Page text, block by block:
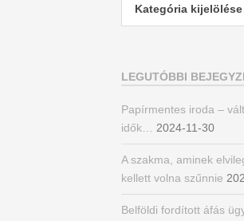
LEGUTÓBBI
Papírmentes iroda –
idők… 2024-11-30
A szakma, aminek
kellett volna szűnnie
Belföldi fordított áfás